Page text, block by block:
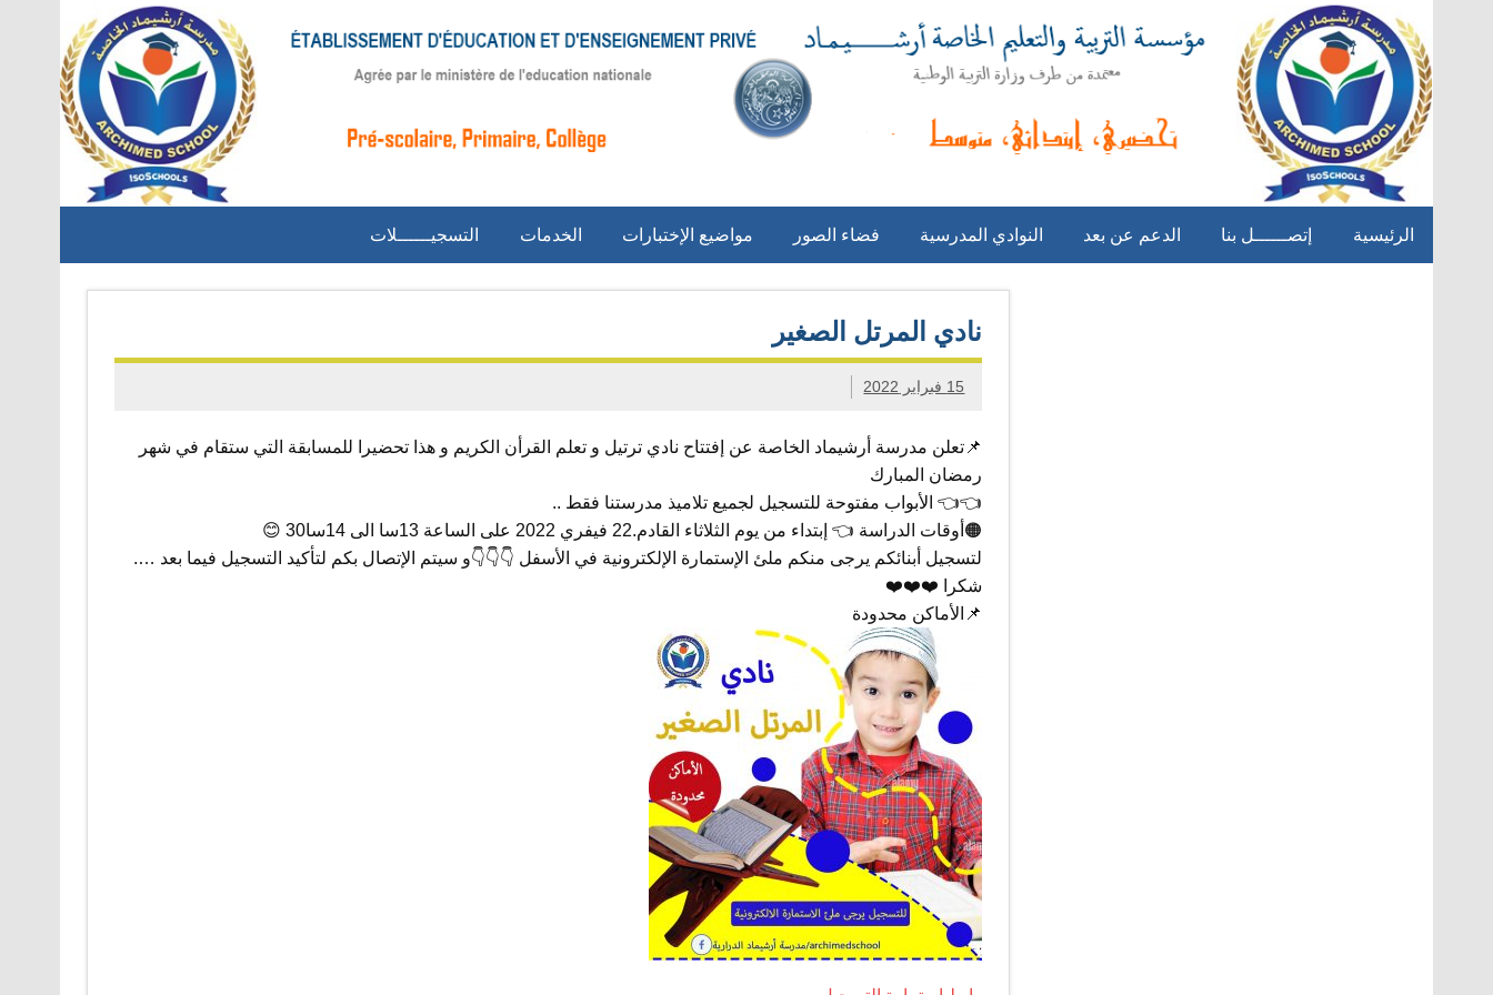
الرئيسية إتصــــــل بنا الدعم عن بعد النوادي المدرسية فضاء الصور مواضيع الإختبارات الخدمات التسجيــــــلات
نادي المرتل الصغير
15 فبراير 2022
📌تعلن مدرسة أرشيماد الخاصة عن إفتتاح نادي ترتيل و تعلم القرأن الكريم و هذا تحضيرا للمسابقة التي ستقام في شهر
رمضان المبارك
👈👈 الأبواب مفتوحة للتسجيل لجميع تلاميذ مدرستنا فقط ..
🟠أوقات الدراسة 👈 إبتداء من يوم الثلاثاء القادم.22 فيفري 2022 على الساعة 13سا الى 14سا30 😊
لتسجيل أبنائكم يرجى منكم ملئ الإستمارة الإلكترونية في الأسفل 👇👇👇و سيتم الإتصال بكم لتأكيد التسجيل فيما بعد ….
شكرا ❤️❤️❤️
📌الأماكن محدودة